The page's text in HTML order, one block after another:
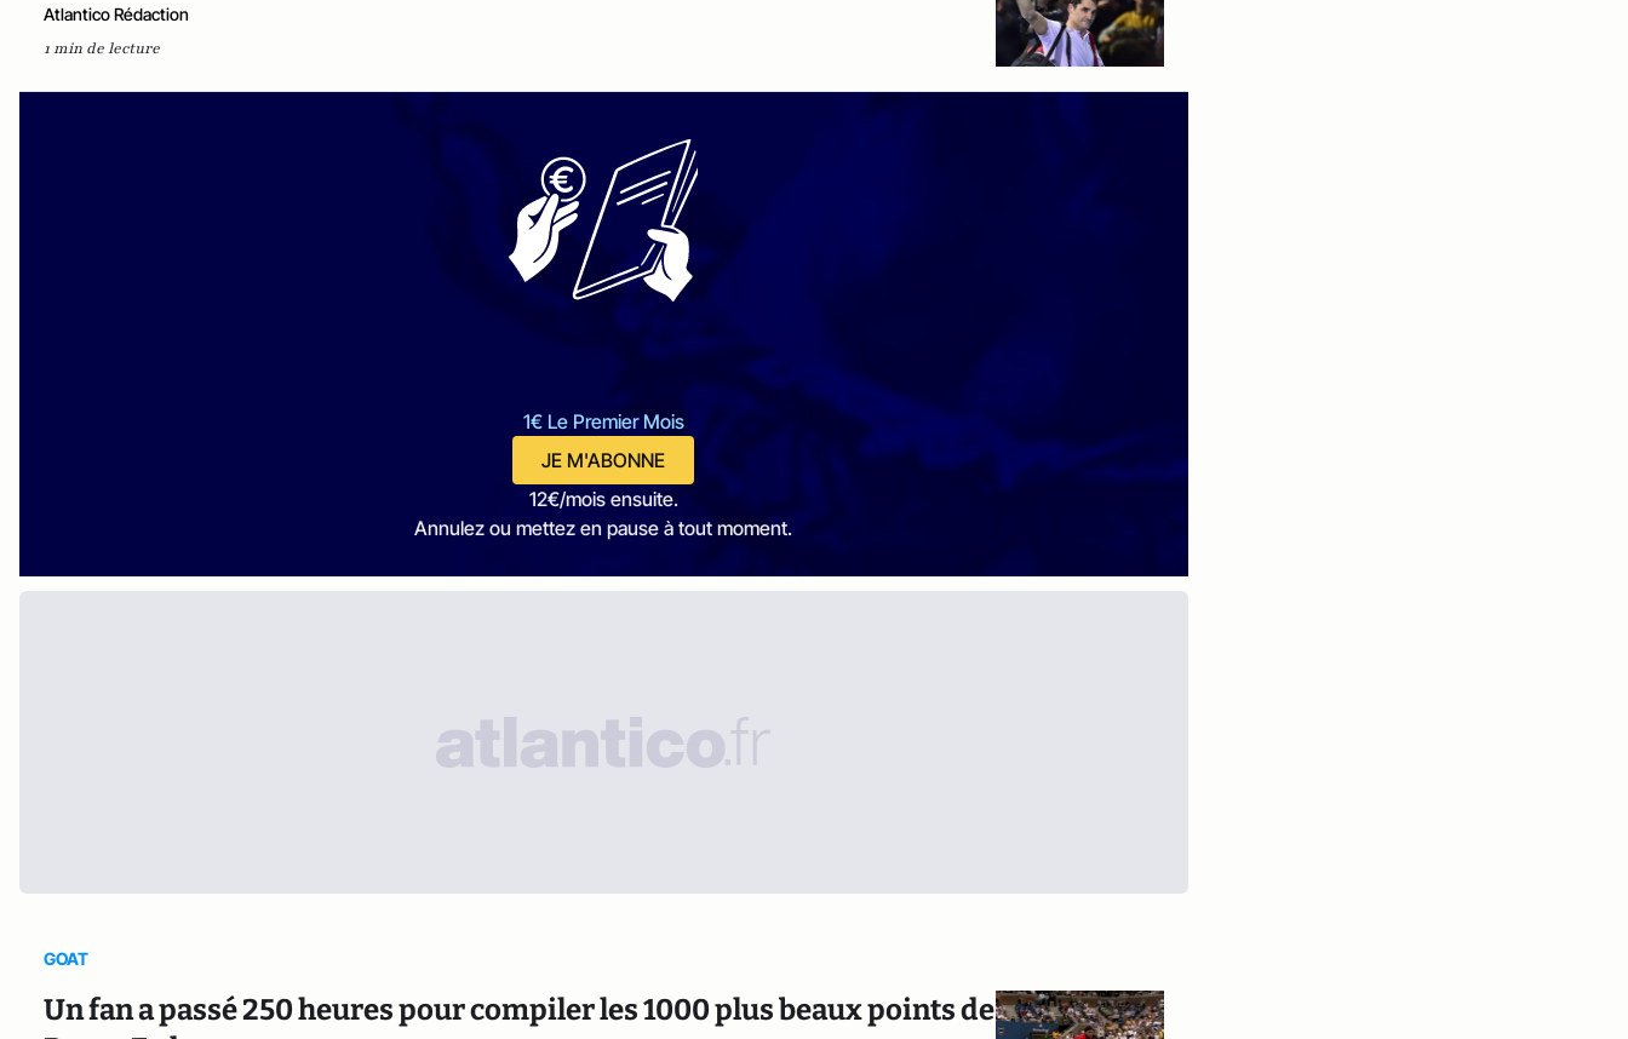
Atlantico Rédaction
1 min de lecture
1€ Le Premier Mois
JE M'ABONNE
12€/mois ensuite.
Annulez ou mettez en pause à tout moment.
GOAT
Un fan a passé 250 heures pour compiler les 1000 plus beaux points de